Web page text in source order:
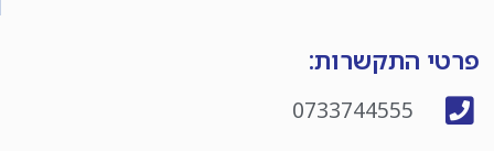
פרטי התקשרות:
0733744555